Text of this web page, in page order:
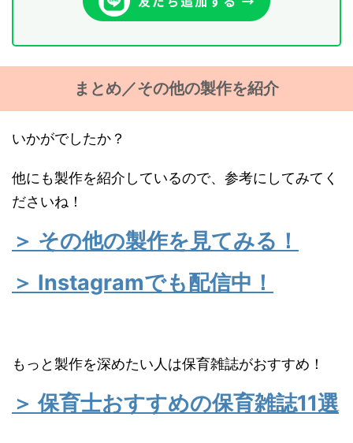
まとめ／その他の製作を紹介
いかがでしたか？
他にも製作を紹介しているので、参考にしてみてく
ださいね！
＞ その他の製作を見てみる！
＞ Instagramでも配信中！
もっと製作を深めたい人は保育雑誌がおすすめ！
＞ 保育士おすすめの保育雑誌11選